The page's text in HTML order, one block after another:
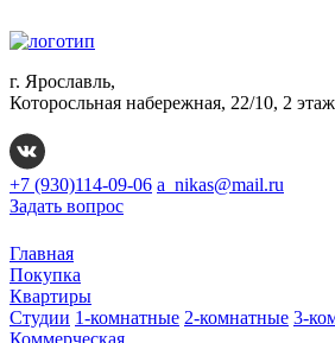
г. Ярославль,
Которосльная набережная, 22/10, 2 этаж
+7 (930)114-09-06 a_nikas@mail.ru
Задать вопрос
Главная
Покупка
Квартиры
Студии 1-комнатные 2-комнатные 3-
Коммерческая